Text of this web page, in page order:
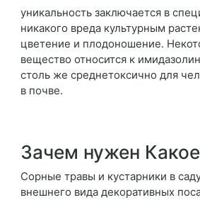
уникальность заключается в
никакого вреда культурным
цветение и плодоношение.
вещество относится к
столь же среднетоксично для
в почве.
Зачем нужен
Сорные травы и кустарники в
внешнего вида декоративных